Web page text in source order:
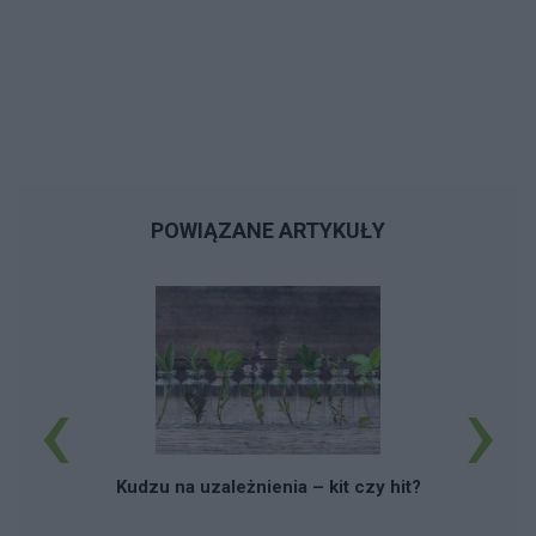
POWIĄZANE ARTYKUŁY
Kudzu na uzależnienia – kit czy hit?
‹ ›